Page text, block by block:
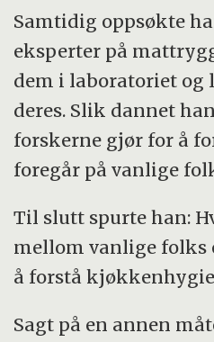
Samtidig oppsøkte
eksperter på
dem i laboratoriet og
deres. Slik dannet
forskerne gjør for å
foregår på vanlige
Til slutt spurte han:
mellom vanlige folks
å forstå
Sagt på en annen